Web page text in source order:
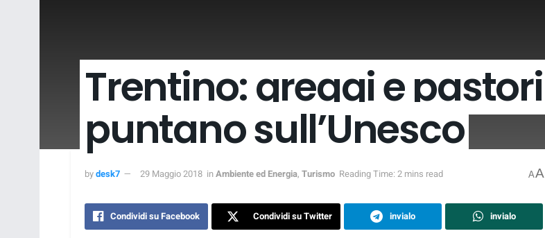
Trentino: greggi e pastori
puntano sull’Unesco
bydesk7 29 Maggio 2018 inAmbiente ed Energia, Turismo Reading Time: 2 mins read AA
Condividi su Facebook Condividi su Twitter invialo invialo